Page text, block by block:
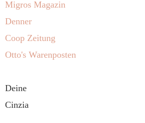
Migros Magazin
Denner
Coop Zeitung
Otto's Warenposten
Deine
Cinzia